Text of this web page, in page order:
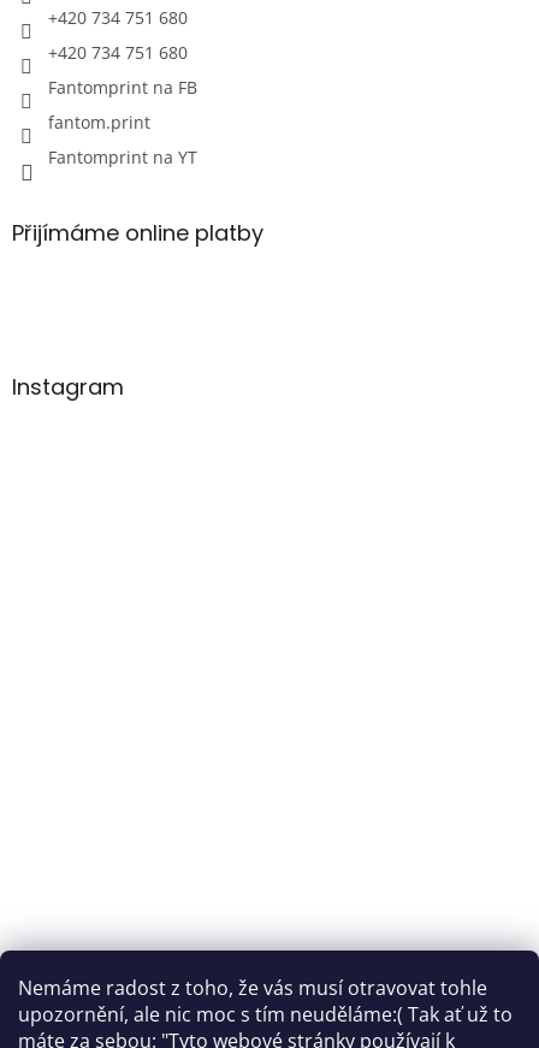
Nemáme radost z toho, že vás musí otravovat tohle
upozornění, ale nic moc s tím neuděláme:( Tak ať už to
máte za sebou: "Tyto webové stránky používají k
+420 734 751 680
+420 734 751 680
Fantomprint na FB
fantom.print
Fantomprint na YT
Přijímáme online platby
Instagram
Sledovat na Instagramu